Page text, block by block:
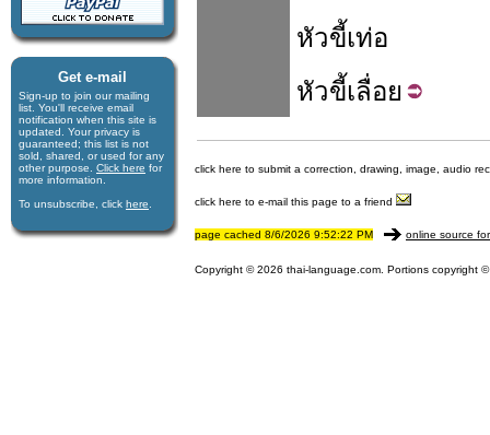
Get e-mail
Sign-up to join our mail­ing
list. You'll receive e­mail
notification when this site is
updated. Your privacy is
guaran­teed; this list is not
sold, shared, or used for any
other purpose. Click here for
more infor­mation.
To unsubscribe, click here
หัวขี้เท่อ
หัวขี้เลื่อย
click here to submit a correction, drawing, image, audio
click here to e-mail this page to a friend
page cached 8/6/2026 9:52:22 PM online source
Copyright © 2026 thai-language.com. Portions copyright